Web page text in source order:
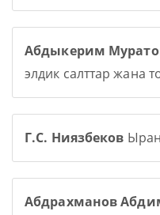
Абдыкерим
элдик салттар жана
Г.С. Ниязбеков
Абдрахманов